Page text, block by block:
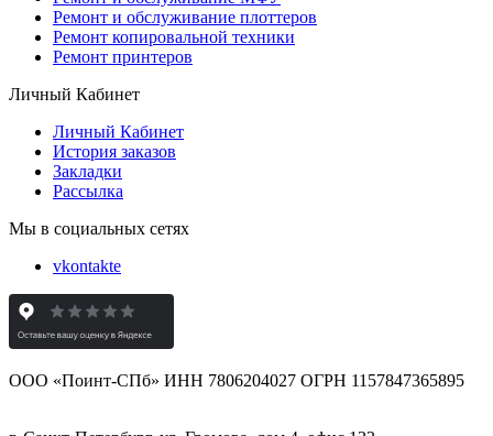
Ремонт и обслуживание плоттеров
Ремонт копировальной техники
Ремонт принтеров
Личный Кабинет
Личный Кабинет
История заказов
Закладки
Рассылка
Мы в социальных сетях
vkontakte
ООО «Поинт-СПб» ИНН 7806204027 ОГРН 1157847365895